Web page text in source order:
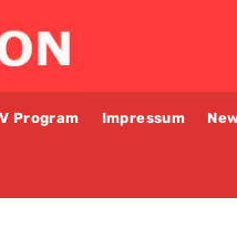
Program Impressum